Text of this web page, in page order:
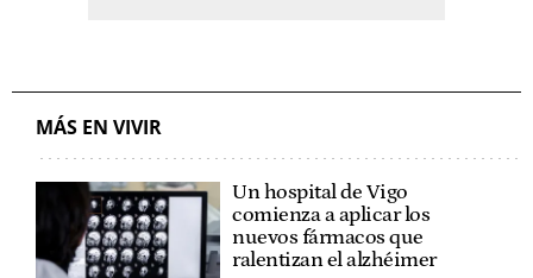
MÁS EN VIVIR
Un hospital de Vigo
comienza a aplicar los
nuevos fármacos que
ralentizan el alzhéimer